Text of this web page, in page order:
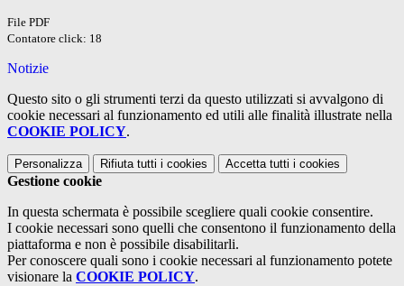
File PDF
Contatore click: 18
Notizie
Questo sito o gli strumenti terzi da questo utilizzati si avvalgono di
cookie necessari al funzionamento ed utili alle finalità illustrate nella
COOKIE POLICY.
Personalizza Rifiuta tutti i cookies Accetta tutti i cookies
Gestione cookie
In questa schermata è possibile scegliere quali cookie consentire.
I cookie necessari sono quelli che consentono il funzionamento della
piattaforma e non è possibile disabilitarli.
Per conoscere quali sono i cookie necessari al funzionamento potete
visionare la COOKIE POLICY.